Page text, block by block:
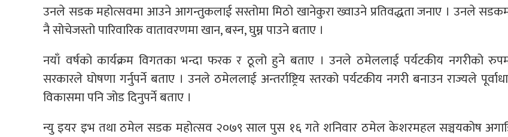
उनले सडक महोत्सवमा आउने आगन्तुकलाई सस्तोमा मिठो खानेकुरा ख्वाउने प्रतिवद्धता जनाए । उनले
नै सोचेजस्तो पारिवारिक वातावरणमा खान, बस्न, घुम्न पाउने बताए ।
नयाँ वर्षको कार्यक्रम विगतका भन्दा फरक र ठूलो हुने बताए । उनले ठमेललाई पर्यटकीय नगरीको
सरकारले घोषणा गर्नुपर्ने बताए । उनले ठमेललाई अन्तर्राष्ट्रिय स्तरको पर्यटकीय नगरी बनाउन राज्यले
विकासमा पनि जोड दिनुपर्ने बताए ।
न्यु इयर इभ तथा ठमेल सडक महोत्सव २०७९ साल पुस १६ गते शनिवार ठमेल केशरमहल सञ्चयकोष